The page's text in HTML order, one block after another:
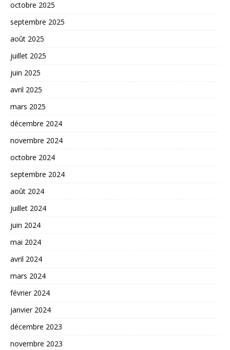
octobre 2025
septembre 2025
août 2025
juillet 2025
juin 2025
avril 2025
mars 2025
décembre 2024
novembre 2024
octobre 2024
septembre 2024
août 2024
juillet 2024
juin 2024
mai 2024
avril 2024
mars 2024
février 2024
janvier 2024
décembre 2023
novembre 2023